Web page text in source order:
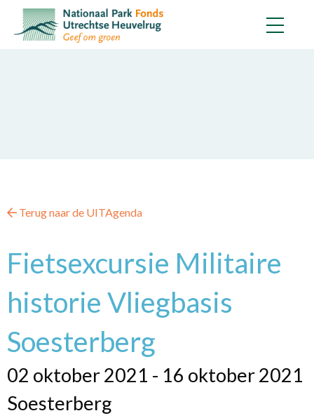
Terug naar de UITAgenda
Fietsexcursie Militaire
historie Vliegbasis
Soesterberg
02 oktober 2021 - 16 oktober 2021
Soesterberg